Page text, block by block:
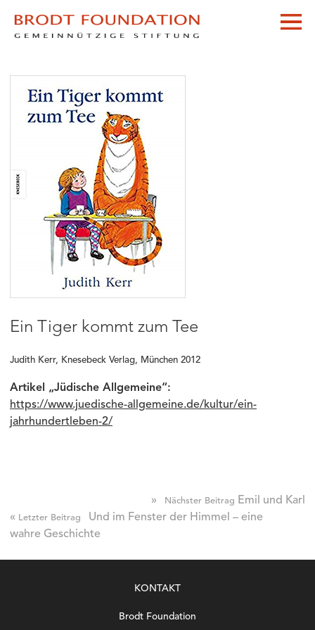
Ein Tiger kommt zum Tee
Judith Kerr, Knesebeck Verlag, München 2012
Artikel „Jüdische Allgemeine“:
https://www.juedische-allgemeine.de/kultur/ein-
jahrhundertleben-2/
» Nächster Beitrag Emil und Karl
« Letzter Beitrag
Und im Fenster der Himmel – eine
wahre Geschichte
KONTAKT
Brodt Foundation